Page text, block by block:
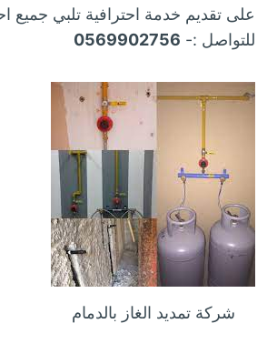
على تقديم خدمة احترافية تلبي جميع
للتواصل :- 0569902756
شركة تمديد الغاز بالدمام